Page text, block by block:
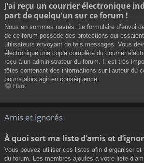
J’ai reçu un courrier électronique
part de quelqu’un sur ce forum !
Nous en sommes navrés. Le formulaire d’envoi
de ce forum possède des protections qui
utilisateurs envoyant de tels messages. Vous
électronique une copie complète du courrier
reçu à un administrateur du forum. Il est très
têtes contenant des informations sur l’auteur du
pourra alors agir en conséquence.
Haut
Amis et ignorés
À quoi sert ma liste d’amis et
Vous pouvez utiliser ces listes afin d’organiser
du forum. Les membres ajoutés à votre liste